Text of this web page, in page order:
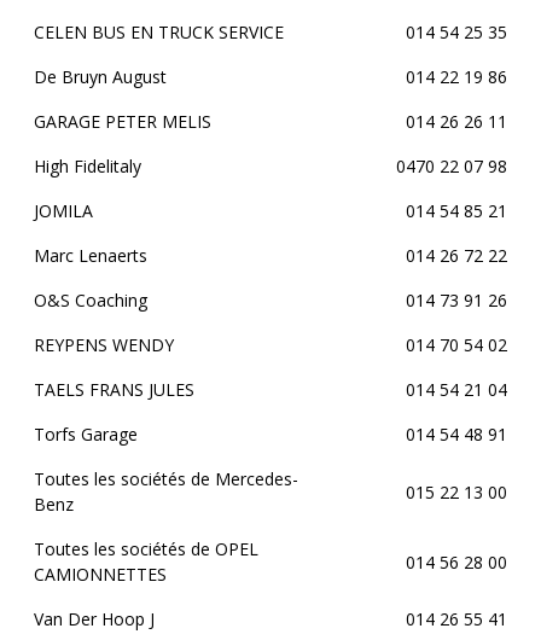
CELEN BUS EN TRUCK SERVICE
014 54 25 35
De Bruyn August
014 22 19 86
GARAGE PETER MELIS
014 26 26 11
High Fidelitaly
0470 22 07 98
JOMILA
014 54 85 21
Marc Lenaerts
014 26 72 22
O&S Coaching
014 73 91 26
REYPENS WENDY
014 70 54 02
TAELS FRANS JULES
014 54 21 04
Torfs Garage
014 54 48 91
Toutes les sociétés de Mercedes-
Benz
015 22 13 00
Toutes les sociétés de OPEL
CAMIONNETTES
014 56 28 00
Van Der Hoop J 014 26 55 41